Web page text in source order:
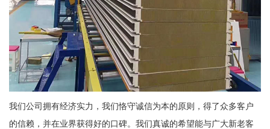
我们公司拥有经济实力，我们恪守诚信为本的原则，得了众多客户
的信赖，并在业界获得好的口碑。我们真诚的希望能与广大新老客